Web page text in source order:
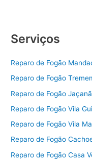
Serviços
Reparo de Fogão
Reparo de Fogão
Reparo de Fogão Jaçanã
Reparo de Fogão Vila
Reparo de Fogão Vila
Reparo de Fogão
Reparo de Fogão Casa